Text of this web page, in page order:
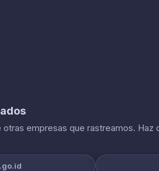
empresas que rastreamos. Haz